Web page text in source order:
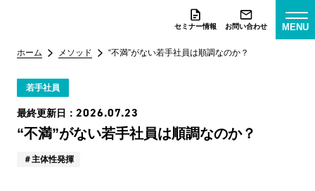
セミナー情報 お問い合わせ MENU
ホーム メソッド “不満”がない若手社員は順調なのか？
若手社員
最終更新日： 2026.07.23
“不満”がない若手社員は順調なのか？
主体性発揮